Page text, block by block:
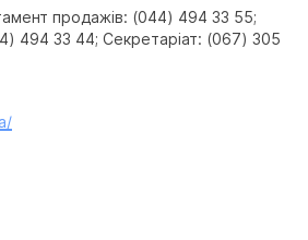
продажів: (044) 494 33 55;
494 33 44; Секретаріат: (067) 305